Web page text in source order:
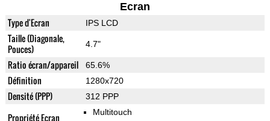
Ecran
Type d'Ecran IPS LCD
Taille (Diagonale,
Pouces)
4.7"
Ratio écran/appareil 65.6%
Définition 1280x720
Densité (PPP) 312 PPP
Propriété Ecran Multitouch